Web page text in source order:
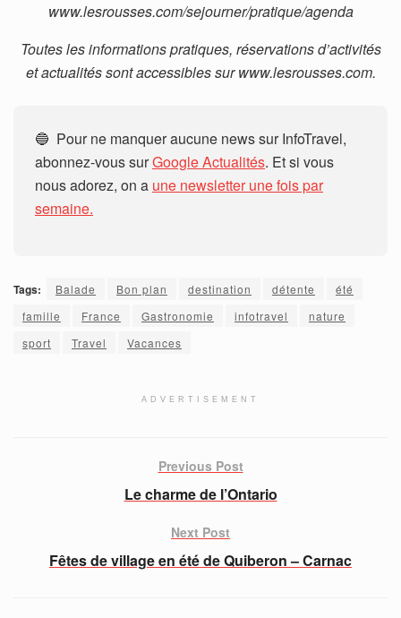
www.lesrousses.com/sejourner/pratique/agenda
Toutes les informations pratiques, réservations d’activités
et actualités sont accessibles sur www.lesrousses.com.
🔵 Pour ne manquer aucune news sur InfoTravel,
abonnez-vous surGoogle Actualités. Et si vous
nous adorez, on a une newsletter une fois par
semaine.
Tags: Balade Bon plan destination détente
été
famille
France Gastronomie infotravel
nature
sport
Travel Vacances
ADVERTISEMENT
Previous Post
Le charme de l’Ontario
Next Post
Fêtes de village en été de Quiberon – Carnac